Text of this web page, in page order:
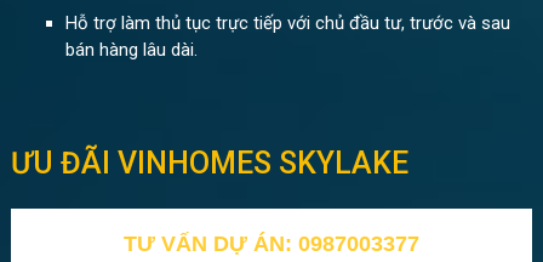
Hỗ trợ làm thủ tục trực tiếp với chủ đầu tư, trước và sau
bán hàng lâu dài.
ƯU ĐÃI VINHOMES SKYLAKE
TƯ VẤN DỰ ÁN: 0987003377